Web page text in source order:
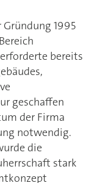
1995
bereits
geschaffen
der Firma
notwendig.
die
stark